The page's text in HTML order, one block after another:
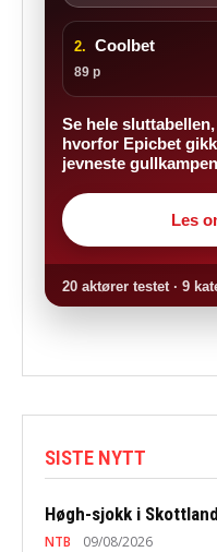
2. Coolbet
89 p
Se hele
hvorfor Epicbet
jevneste
Les
20 aktører testet · 9
SISTE NYTT
Høgh-sjokk i
NTB 09/08/2026